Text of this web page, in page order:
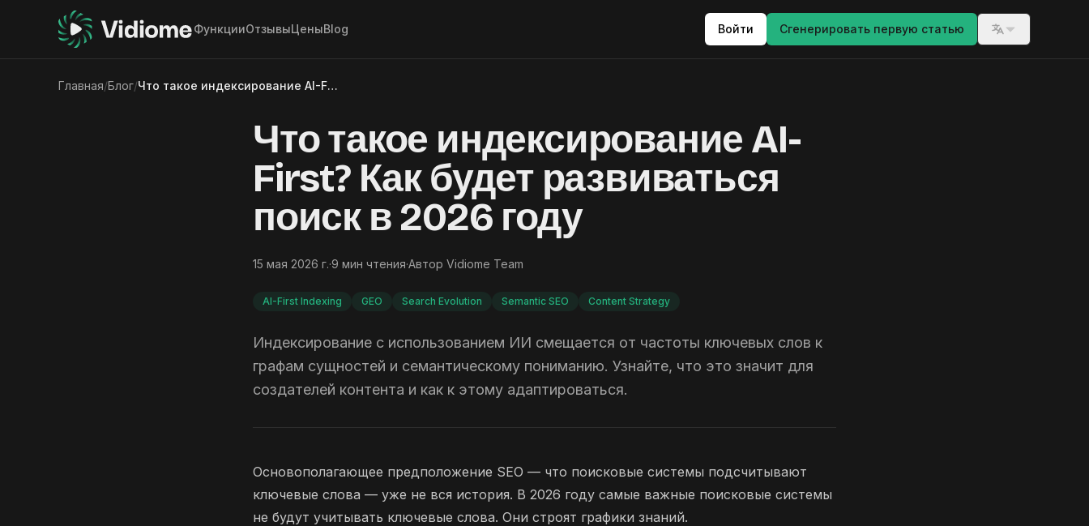
ФункцииОтзывыЦеныBlog Войти Сгенерировать первую статью Switch
Главная/Блог/ Что такое индексирование AI-First? Как будет развиваться поиск в 2026 году
Что такое индексирование AI-
First? Как будет развиваться
поиск в 2026 году
15 мая 2026 г.·9 мин чтения·Автор Vidiome Team
AI-First Indexing GEO Search Evolution Semantic SEO Content Strategy
Индексирование с использованием ИИ смещается от частоты ключевых слов к
графам сущностей и семантическому пониманию. Узнайте, что это значит для
создателей контента и как к этому адаптироваться.
Основополагающее предположение SEO — что поисковые системы подсчитывают
ключевые слова — уже не вся история. В 2026 году самые важные поисковые системы
не будут учитывать ключевые слова. Они строят графики знаний.